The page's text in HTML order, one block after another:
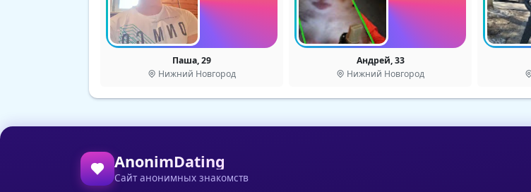
Паша, 29
Нижний Новгород
Андрей, 33
Нижний Новгород
AnonimDating
Сайт анонимных знакомств